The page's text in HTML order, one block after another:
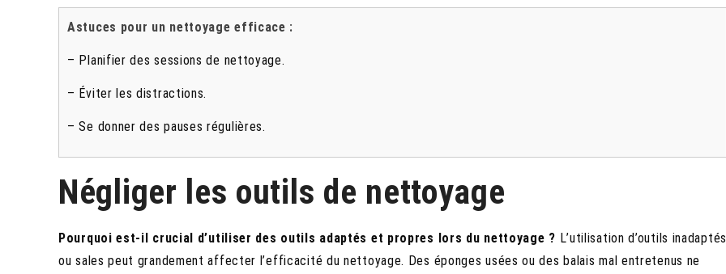
Astuces pour un nettoyage efficace :
– Planifier des sessions de nettoyage.
– Éviter les distractions.
– Se donner des pauses régulières.
Négliger les outils de nettoyage
Pourquoi est-il crucial d’utiliser des outils adaptés et propres lors du nettoyage ? L’utilisation d’outils inadaptés
ou sales peut grandement affecter l’efficacité du nettoyage. Des éponges usées ou des balais mal entretenus ne